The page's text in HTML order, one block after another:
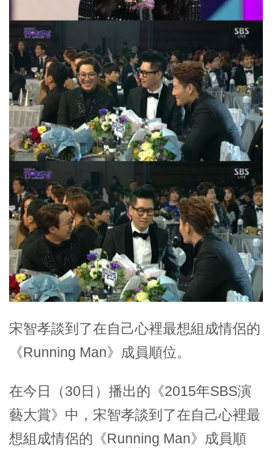
宋智孝談到了在自己心裡最想組成情侶的
《Running Man》成員順位。
在今日（30日）播出的《2015年SBS演
藝大賞》中，宋智孝談到了在自己心裡最
想組成情侶的《Running Man》成員順